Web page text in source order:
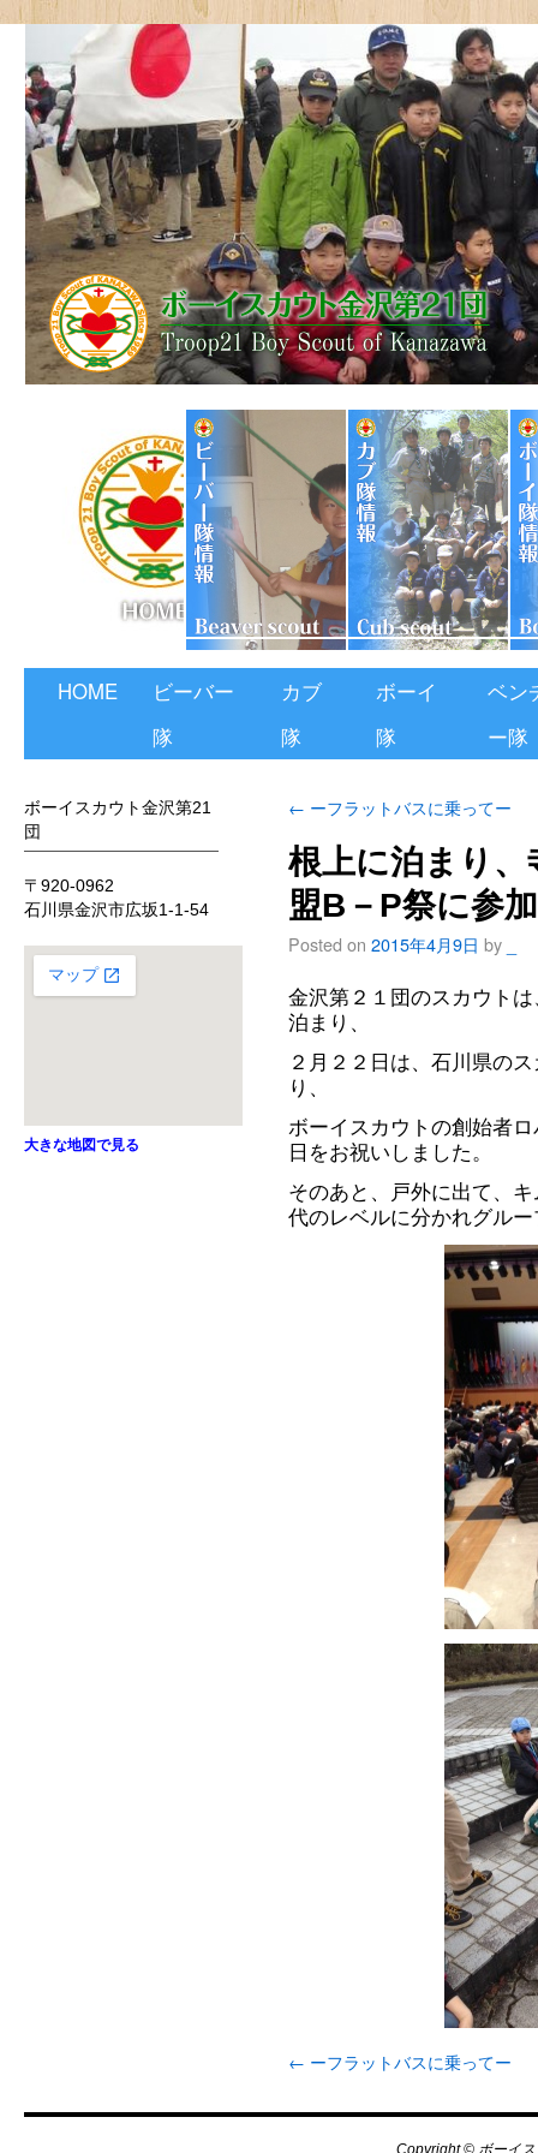
HOME
ビーバー
隊
カブ
隊
ボーイ
隊
ベン
ー隊
ボーイスカウト金沢第21
団
〒920-0962
石川県金沢市広坂1-1-54
大きな地図で見る
← ーフラットバスに乗ってー
根上に泊まり、
盟B－P祭に参
Posted on 2015年4月9日 by
金沢第２１団のスカウト
泊まり、
２月２２日は、石川県の
り、
ボーイスカウトの創始者
日をお祝いしました。
そのあと、戸外に出て、
代のレベルに分かれグル
← ーフラットバスに乗ってー
Copyright © ボーイ